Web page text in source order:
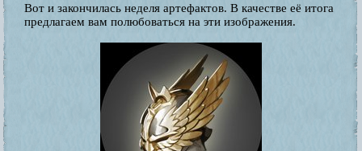
Вот и закончилась неделя артефактов. В качестве её итога
предлагаем вам полюбоваться на эти изображения.